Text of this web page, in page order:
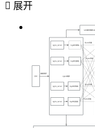
 展开